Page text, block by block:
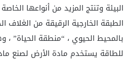
البيئة وتنتج المزيد من أنواعها
الطبقة الخارجية الرقيقة من
بالمحيط الحيوي ، “منطقة الحياة”
للطاقة يستخدم مادة الأرض لصنع